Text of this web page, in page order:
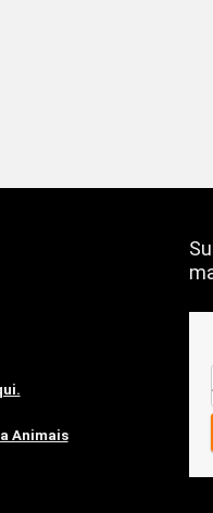
Animais